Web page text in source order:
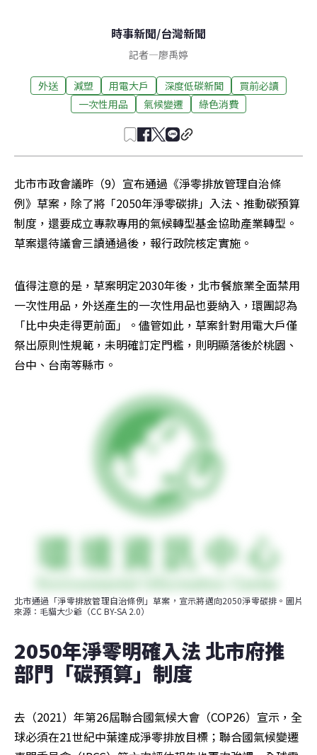
時事新聞/台灣新聞
記者—廖禹婷
外送 減塑 用電大戶 深度低碳新聞
買前必讀
一次性用品
氣候變遷 綠色消費
北市市政會議昨（9）宣布通過《淨零排放管理自治條
例》草案，除了將「2050年淨零碳排」入法、推動碳預算
制度，還要成立專款專用的氣候轉型基金協助產業轉型。
草案還待議會三讀通過後，報行政院核定實施。
值得注意的是，草案明定2030年後，北市餐旅業全面禁用
一次性用品，外送產生的一次性用品也要納入，環團認為
「比中央走得更前面」。儘管如此，草案針對用電大戶僅
祭出原則性規範，未明確訂定門檻，則明顯落後於桃園、
台中、台南等縣市。
北市通過「淨零排放管理自治條例」草案，宣示將邁向2050淨零碳排。圖片
來源：毛貓大少爺（CC BY-SA 2.0）
2050年淨零明確入法 北市府推
部門「碳預算」制度
去（2021）年第26屆聯合國氣候大會（COP26）宣示，全
球必須在21世紀中葉達成淨零排放目標；聯合國氣候變遷